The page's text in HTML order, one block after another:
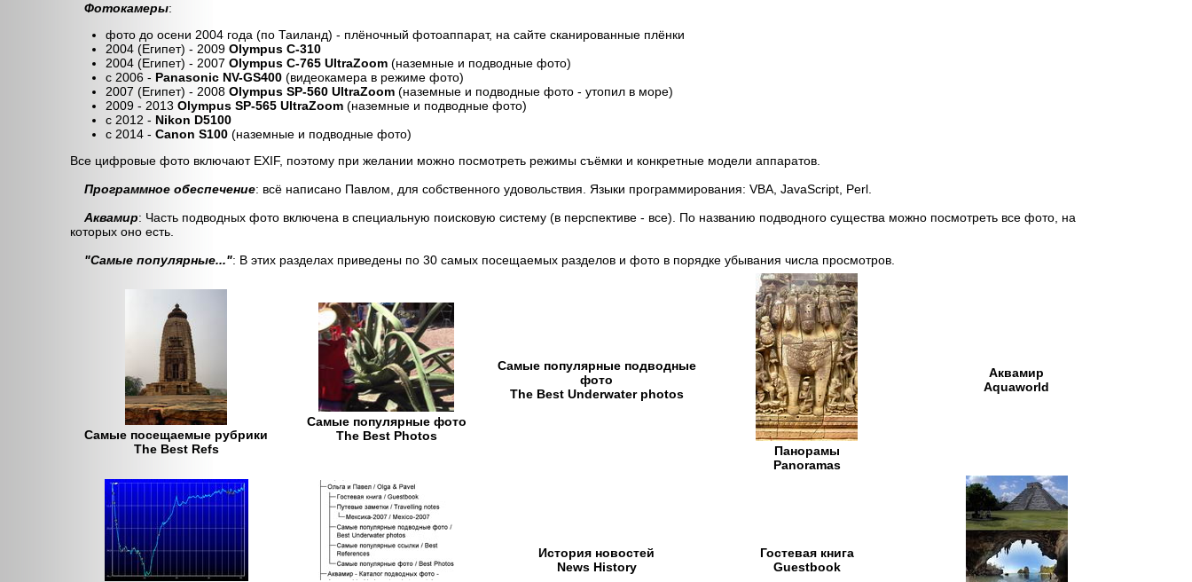
Фотокамеры:
фото до осени 2004 года (по Таиланд) - плёночный фотоаппарат, на сайте сканированные плёнки
2004 (Египет) - 2009 Olympus С-310
2004 (Египет) - 2007 Olympus C-765 UltraZoom (наземные и подводные фото)
с 2006 - Panasonic NV-GS400 (видеокамера в режиме фото)
2007 (Египет) - 2008 Olympus SP-560 UltraZoom (наземные и подводные фото - утопил в море)
2009 - 2013 Olympus SP-565 UltraZoom (наземные и подводные фото)
с 2012 - Nikon D5100
с 2014 - Canon S100 (наземные и подводные фото)
Все цифровые фото включают EXIF, поэтому при желании можно посмотреть режимы съёмки и конкретные модели аппаратов.
Программное обеспечение: всё написано Павлом, для собственного удовольствия. Языки программирования: VBA, JavaScript, Perl.
Аквамир: Часть подводных фото включена в специальную поисковую систему (в перспективе - все). По названию подводного существа можно посмотреть все фото, на
которых оно есть.
"Самые популярные...": В этих разделах приведены по 30 самых посещаемых разделов и фото в порядке убывания числа просмотров.
Самые посещаемые рубрики
The Best Refs
Самые популярные фото
The Best Photos
Самые популярные подводные
фото
The Best Underwater photos
Панорамы
Panoramas
Аквамир
Aquaworld
История новостей
News History
Гостевая книга
Guestbook